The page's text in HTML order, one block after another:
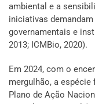
ambiental e a
iniciativas
governamentais e
2013; ICMBio, 2020).
Em 2024, com o
mergulhão, a espécie
Plano de Ação